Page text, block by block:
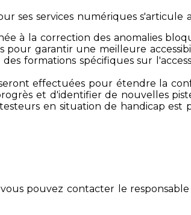
ses services numériques s'articule
à la correction des anomalies
garantir une meilleure
formations spécifiques sur
effectuées pour étendre la
et d'identifier de nouvelles
en situation de handicap
pouvez contacter le